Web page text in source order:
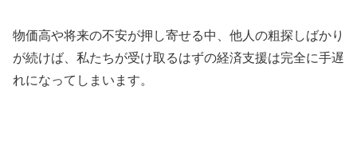
物価高や将来の不安が押し寄せる中、他人の粗探しばかり
が続けば、私たちが受け取るはずの経済支援は完全に手遅
れになってしまいます。